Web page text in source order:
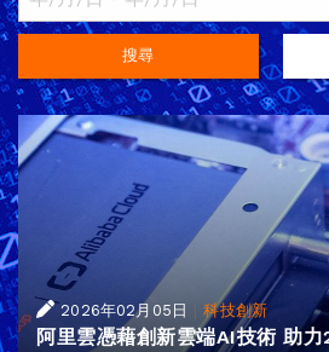
搜尋
2026年02月05日 |科技創新
阿里雲憑藉創新雲端AI技術 助